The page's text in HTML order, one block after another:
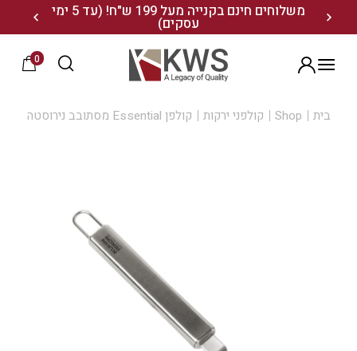
משלוחים חינם בקנייה מעל 199 ש"ח! (עד 5 ימי
עסקים) 20% הנחה על מגוון התיקים השוויצריים לחצו כאן>>
0
בית Shop קולפני ירקות קולפן Essential מסתובב נירוסטה